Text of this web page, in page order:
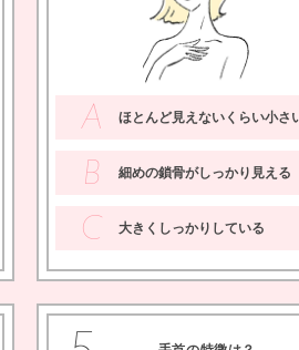
A ほとんど見えないくらい小さ
B 細めの鎖骨がしっかり見える
C 大きくしっかりしている